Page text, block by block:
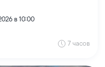
в 10:00
7 часов